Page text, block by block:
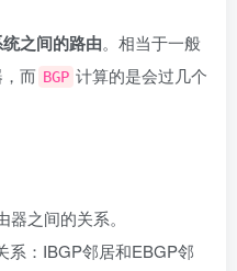
之间的路由。相当于一般
而 BGP 计算的是会过几个
器之间的关系。
系：IBGP邻居和EBGP邻